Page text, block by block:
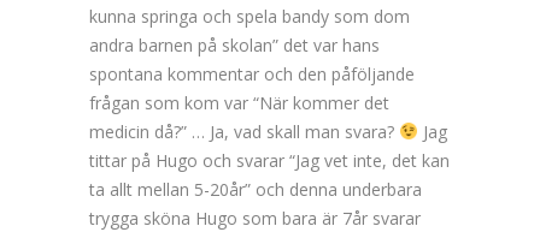
kunna springa och spela bandy som dom
andra barnen på skolan” det var hans
spontana kommentar och den påföljande
frågan som kom var “När kommer det
medicin då?” … Ja, vad skall man svara?
Jag
tittar på Hugo och svarar “Jag vet inte, det kan
ta allt mellan 5-20år” och denna underbara
trygga sköna Hugo som bara är 7år svarar